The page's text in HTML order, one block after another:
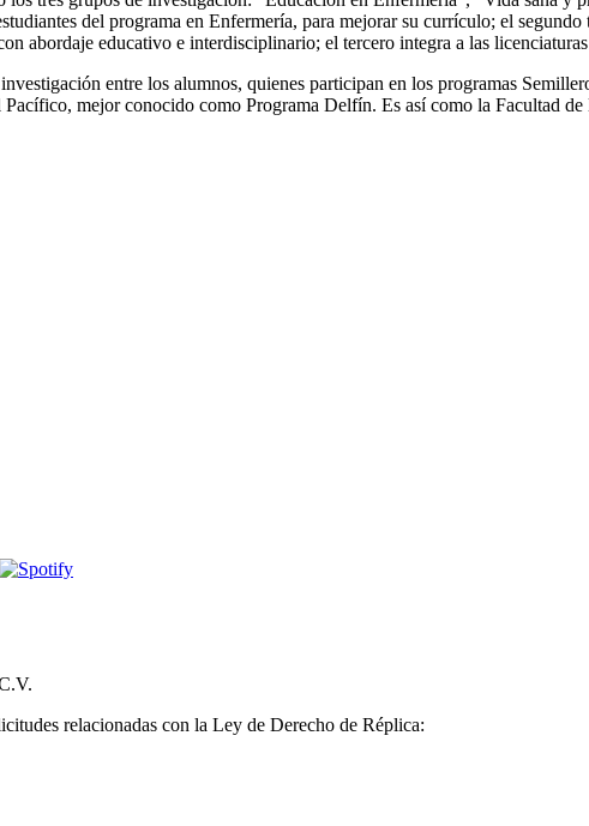
del programa en Enfermería, para mejorar su currículo; el
abordaje educativo e interdisciplinario; el tercero integra a las
entre los alumnos, quienes participan en los programas
mejor conocido como Programa Delfín. Es así como la Facultad
relacionadas con la Ley de Derecho de Réplica: